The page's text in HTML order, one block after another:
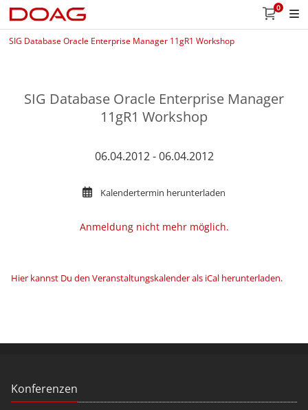
0
SIG Database Oracle Enterprise Manager 11gR1 Workshop
SIG Database Oracle Enterprise Manager
11gR1 Workshop
06.04.2012 - 06.04.2012
Kalendertermin herunterladen
Anmeldung nicht mehr möglich.
Hier kannst Du den Veranstaltungskalender als iCal herunterladen.
Konferenzen